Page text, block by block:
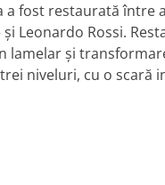
a fost restaurată între
și Leonardo Rossi.
lamelar și
niveluri, cu o scară